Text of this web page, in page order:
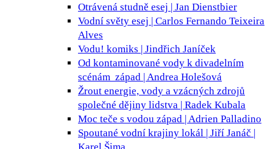
Otrávená studně esej | Jan Dienstbier
Vodní světy esej | Carlos Fernando Teixeira
Alves
Vodu! komiks | Jindřich Janíček
Od kontaminované vody k divadelním
scénám západ | Andrea Holešová
Žrout energie, vody a vzácných zdrojů
společné dějiny lidstva | Radek Kubala
Moc teče s vodou západ | Adrien Palladino
Spoutané vodní krajiny lokál | Jiří Janáč |